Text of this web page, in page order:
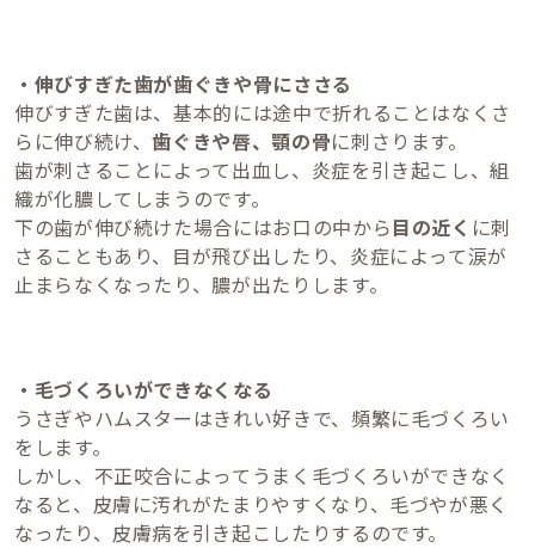
・伸びすぎた歯が歯ぐきや骨にささる
伸びすぎた歯は、基本的には途中で折れることはなくさ
らに伸び続け、歯ぐきや唇、顎の骨に刺さります。
歯が刺さることによって出血し、炎症を引き起こし、組
織が化膿してしまうのです。
下の歯が伸び続けた場合にはお口の中から目の近く に刺
さることもあり、目が飛び出したり、炎症によって涙が
止まらなくなったり、膿が出たりします。
・毛づくろいができなくなる
うさぎやハムスターはきれい好きで、頻繁に毛づくろい
をします。
しかし、不正咬合によってうまく毛づくろいができなく
なると、皮膚に汚れがたまりやすくなり、毛づやが悪く
なったり、皮膚病を引き起こしたりするのです。